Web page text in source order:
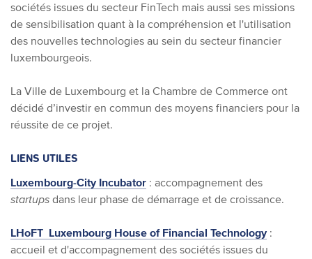
sociétés issues du secteur FinTech mais aussi ses missions
de sensibilisation quant à la compréhension et l'utilisation
des nouvelles technologies au sein du secteur financier
luxembourgeois.
La Ville de Luxembourg et la Chambre de Commerce ont
décidé d’investir en commun des moyens financiers pour la
réussite de ce projet.
LIENS UTILES
Luxembourg-City Incubator : accompagnement des
startups dans leur phase de démarrage et de croissance.
LHoFT Luxembourg House of Financial Technology:
accueil et d'accompagnement des sociétés issues du